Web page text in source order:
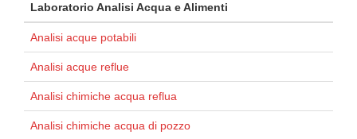
Laboratorio Analisi Acqua e Alimenti
Analisi acque potabili
Analisi acque reflue
Analisi chimiche acqua reflua
Analisi chimiche acqua di pozzo